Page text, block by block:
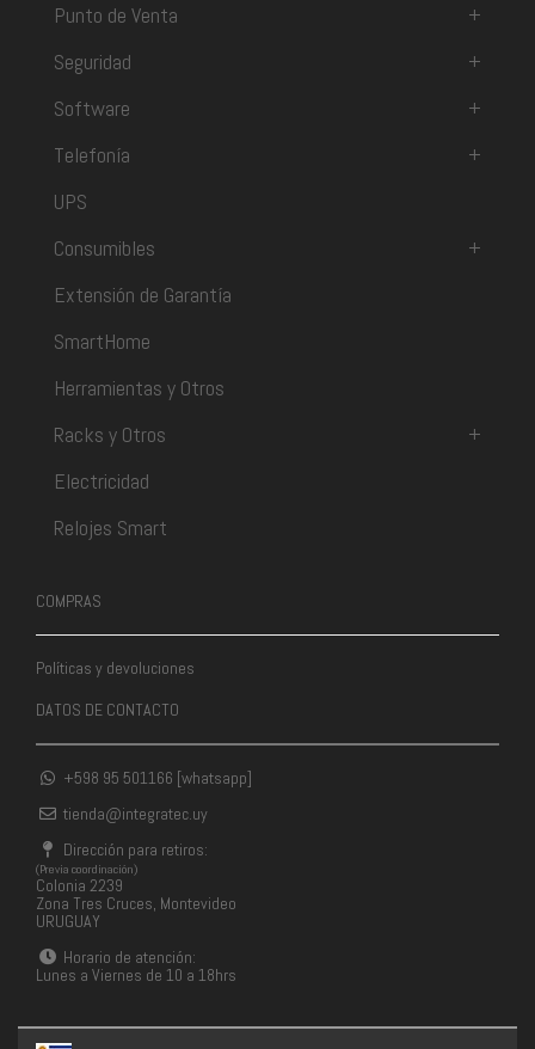
Punto de Venta
+
Seguridad
+
Software
+
Telefonía
+
UPS
Consumibles
+
Extensión de Garantía
SmartHome
Herramientas y Otros
Racks y Otros
+
Electricidad
Relojes Smart
COMPRAS
Políticas y devoluciones
DATOS DE CONTACTO
+598 95 501166 [whatsapp]
tienda@integratec.uy
Dirección para retiros:
(Previa coordinación)
Colonia 2239
Zona Tres Cruces, Montevideo
URUGUAY
Horario de atención:
Lunes a Viernes de 10 a 18hrs